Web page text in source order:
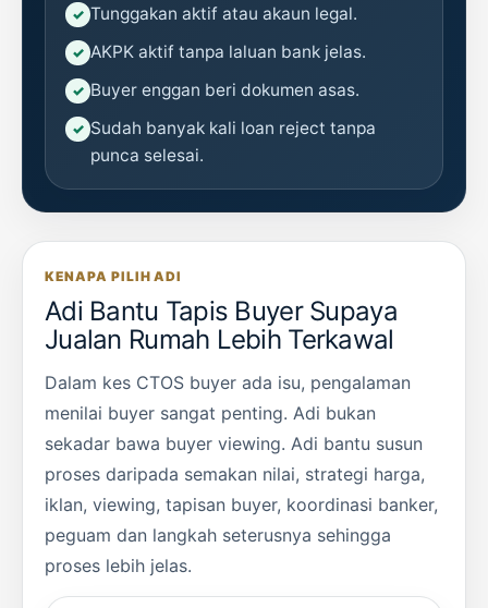
Tunggakan aktif atau akaun legal.
AKPK aktif tanpa laluan bank jelas.
Buyer enggan beri dokumen asas.
Sudah banyak kali loan reject tanpa
punca selesai.
KENAPA PILIH ADI
Adi Bantu Tapis Buyer Supaya
Jualan Rumah Lebih Terkawal
Dalam kes CTOS buyer ada isu, pengalaman
menilai buyer sangat penting. Adi bukan
sekadar bawa buyer viewing. Adi bantu susun
proses daripada semakan nilai, strategi harga,
iklan, viewing, tapisan buyer, koordinasi banker,
peguam dan langkah seterusnya sehingga
proses lebih jelas.